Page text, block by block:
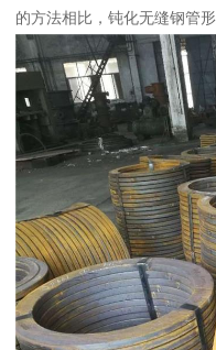
的方法相比，钝化无缝钢管